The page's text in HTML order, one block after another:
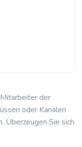
der
oder Kanälen
Überzeugen Sie sich